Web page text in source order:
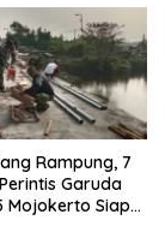
Rampung, 7
Garuda
Mojokerto Siap